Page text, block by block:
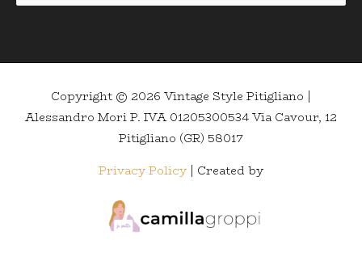
Copyright © 2026 Vintage Style Pitigliano |
Alessandro Mori P. IVA 01205300534 Via Cavour, 12
Pitigliano (GR) 58017
Privacy Policy | Created by